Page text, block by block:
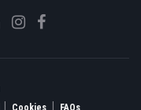
| Cookies | FAQs